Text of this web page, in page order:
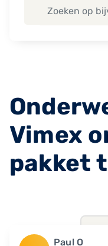
Vimex
pakket
Paul O